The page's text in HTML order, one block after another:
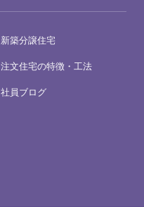
新築分譲住宅
注文住宅の特徴・工法
社員ブログ